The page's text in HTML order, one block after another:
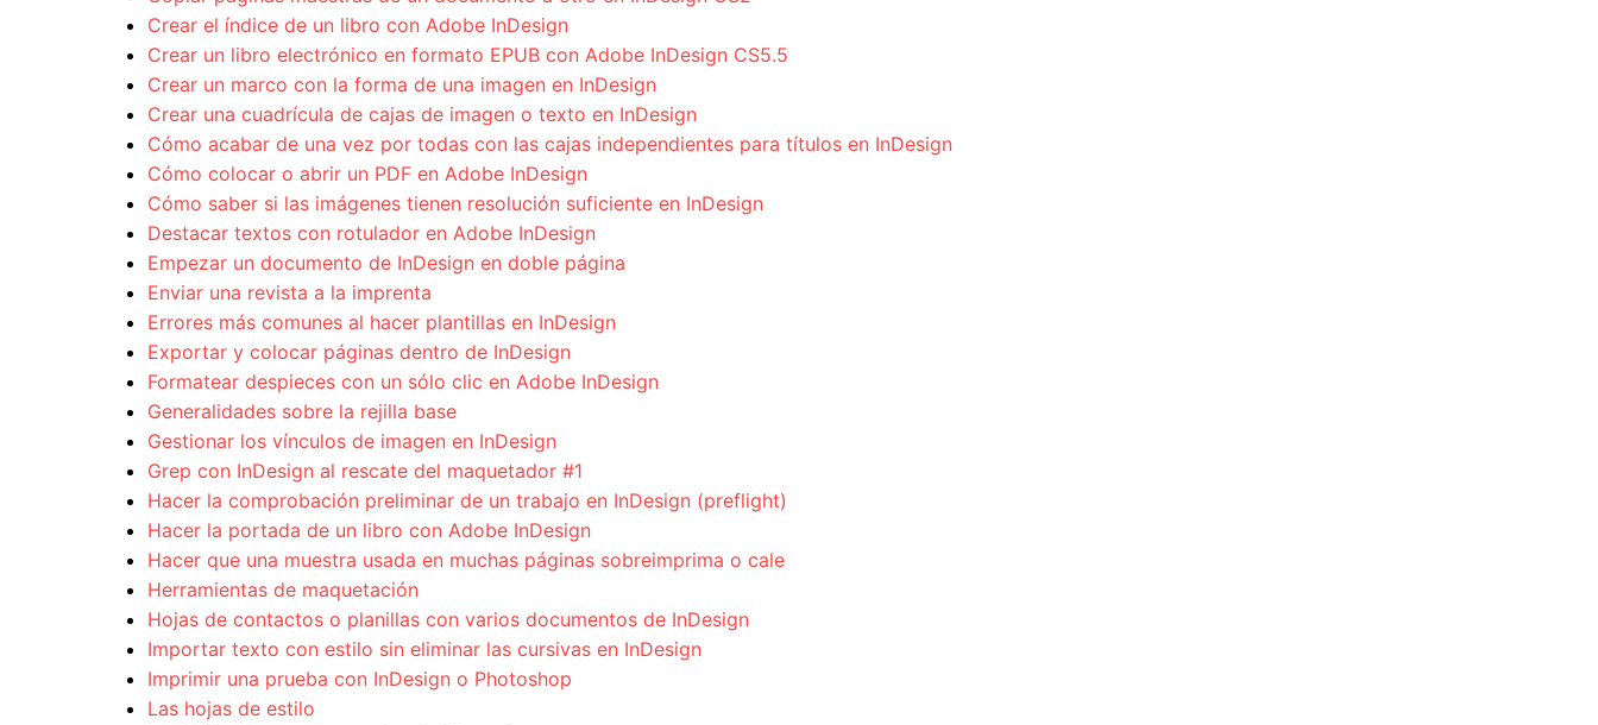
Crear el índice de un libro con Adobe InDesign
Crear un libro electrónico en formato EPUB con Adobe InDesign CS5.5
Crear un marco con la forma de una imagen en InDesign
Crear una cuadrícula de cajas de imagen o texto en InDesign
Cómo acabar de una vez por todas con las cajas independientes para títulos en InDesign
Cómo colocar o abrir un PDF en Adobe InDesign
Cómo saber si las imágenes tienen resolución suficiente en InDesign
Destacar textos con rotulador en Adobe InDesign
Empezar un documento de InDesign en doble página
Enviar una revista a la imprenta
Errores más comunes al hacer plantillas en InDesign
Exportar y colocar páginas dentro de InDesign
Formatear despieces con un sólo clic en Adobe InDesign
Generalidades sobre la rejilla base
Gestionar los vínculos de imagen en InDesign
Grep con InDesign al rescate del maquetador #1
Hacer la comprobación preliminar de un trabajo en InDesign (preflight)
Hacer la portada de un libro con Adobe InDesign
Hacer que una muestra usada en muchas páginas sobreimprima o cale
Herramientas de maquetación
Hojas de contactos o planillas con varios documentos de InDesign
Importar texto con estilo sin eliminar las cursivas en InDesign
Imprimir una prueba con InDesign o Photoshop
Las hojas de estilo